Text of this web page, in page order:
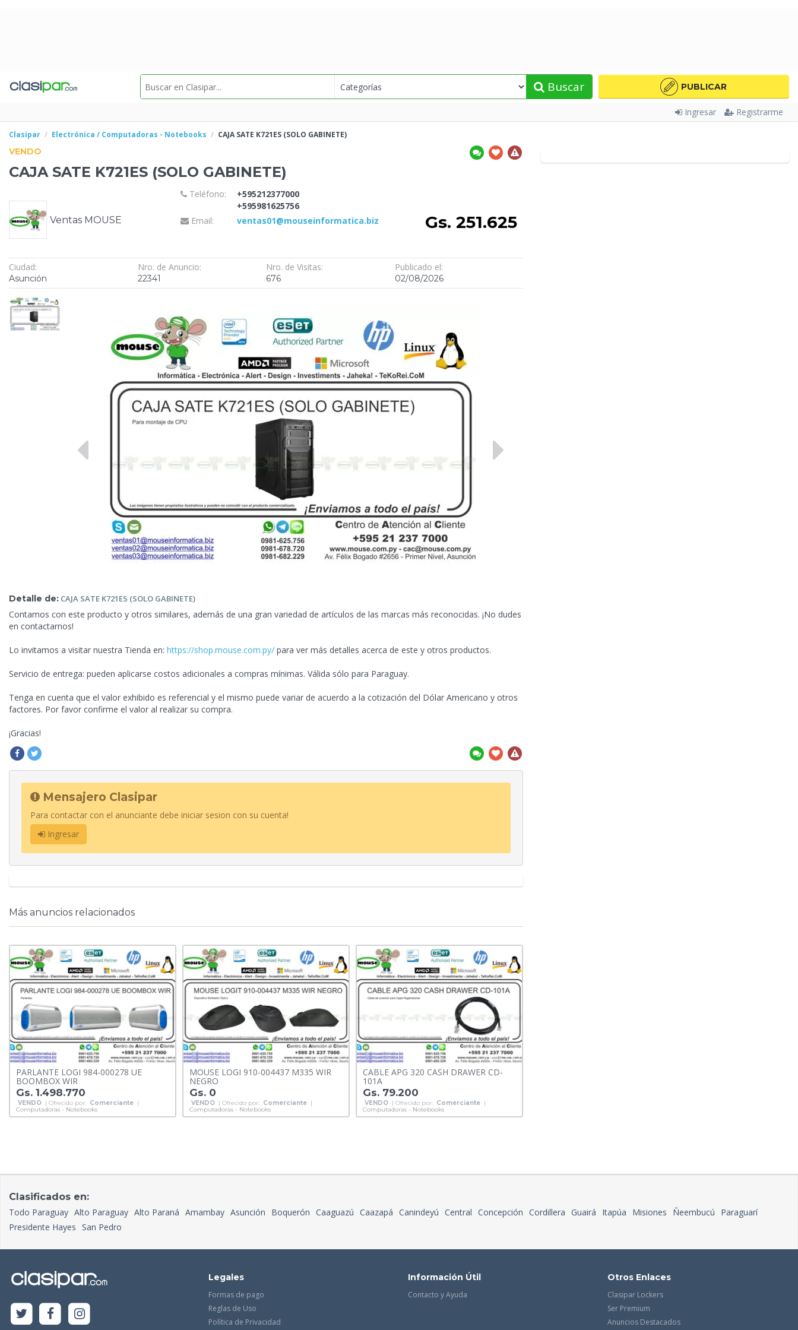
Buscar PUBLICAR
Ingresar Registrarme
Clasipar Electrónica / Computadoras - Notebooks CAJA SATE K721ES (SOLO GABINETE)
VENDO
CAJA SATE K721ES (SOLO GABINETE)
Ventas MOUSE
Teléfono:
+595212377000
+595981625756
Email:
ventas01@mouseinformatica.biz Gs. 251.625
Ciudad:
Asunción
Nro. de Anuncio:
22341
Nro. de Visitas:
676
Publicado el:
02/08/2026
Detalle de: CAJA SATE K721ES (SOLO GABINETE)
Contamos con este producto y otros similares, además de una gran variedad de artículos de las marcas más reconocidas. ¡No dudes
en contactarnos!
Lo invitamos a visitar nuestra Tienda en: https://shop.mouse.com.py/ para ver más detalles acerca de este y otros productos.
Servicio de entrega: pueden aplicarse costos adicionales a compras mínimas. Válida sólo para Paraguay.
Tenga en cuenta que el valor exhibido es referencial y el mismo puede variar de acuerdo a la cotización del Dólar Americano y otros
factores. Por favor confirme el valor al realizar su compra.
¡Gracias!
Mensajero Clasipar
Para contactar con el anunciante debe iniciar sesion con su cuenta!
Ingresar
Más anuncios relacionados
PARLANTE LOGI 984-000278 UE
BOOMBOX WIR
Gs. 1.498.770
VENDO | Ofrecido por: Comerciante |
Computadoras - Notebooks
MOUSE LOGI 910-004437 M335 WIR
NEGRO
Gs. 0
VENDO | Ofrecido por: Comerciante |
Computadoras - Notebooks
CABLE APG 320 CASH DRAWER CD-
101A
Gs. 79.200
VENDO | Ofrecido por: Comerciante |
Computadoras - Notebooks
Clasificados en:
Todo Paraguay Alto Paraguay Alto Paraná Amambay Asunción Boquerón Caaguazú Caazapá Canindeyú Central Concepción Cordillera Guairá Itapúa Misiones Ñeembucú
Paraguarí
Presidente Hayes San Pedro
Legales
Formas de pago
Reglas de Uso
Política de Privacidad
Información Útil
Contacto y Ayuda
Otros Enlaces
Clasipar Lockers
Ser Premium
Anuncios Destacados